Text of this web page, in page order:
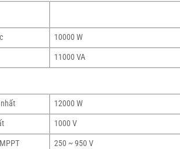
10000 W
11000 VA
12000 W
1000 V
250 ~ 950 V